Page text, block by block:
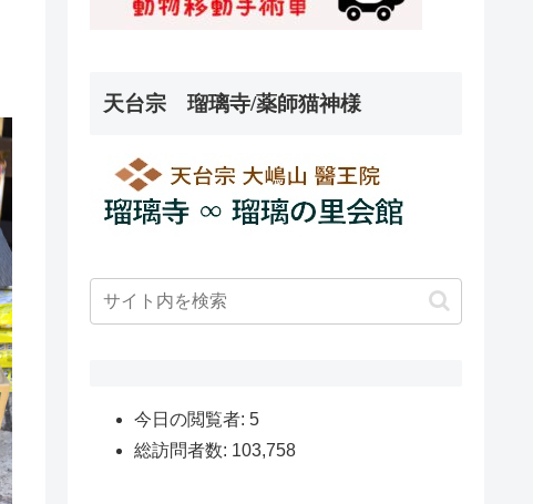
天台宗 瑠璃寺/薬師猫神様
今日の閲覧者: 5
総訪問者数: 103,758